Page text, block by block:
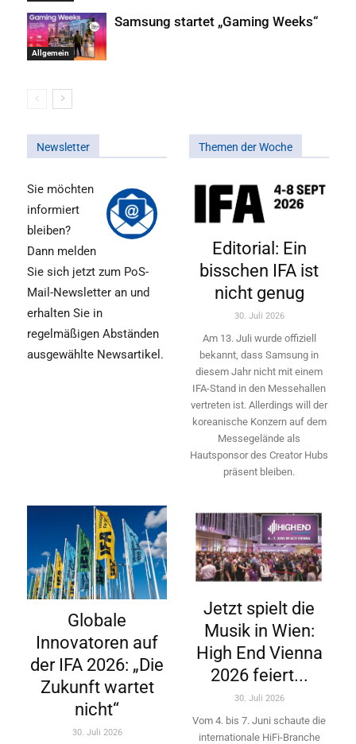
Allgemein
Samsung startet „Gaming Weeks“
Newsletter
Sie möchten
informiert
bleiben?
Dann melden
Sie sich jetzt zum PoS-
Mail-Newsletter an und
erhalten Sie in
regelmäßigen Abständen
ausgewählte Newsartikel.
Themen der Woche
Editorial: Ein
bisschen IFA ist
nicht genug
30. Juli 2026
Am 13. Juli wurde offiziell
bekannt, dass Samsung in
diesem Jahr nicht mit einem
IFA-Stand in den Messehallen
vertreten ist. Allerdings will ­der
koreanische Konzern auf dem
Messegelände als
Hautsponsor des Creator Hubs
präsent bleiben.
Globale
Innovatoren auf
der IFA 2026: „Die
Zukunft wartet
nicht“
30. Juli 2026
Jetzt spielt die
Musik in Wien:
High End Vienna
2026 feiert...
30. Juli 2026
Vom 4. bis 7. Juni schaute die
internationale HiFi-Branche